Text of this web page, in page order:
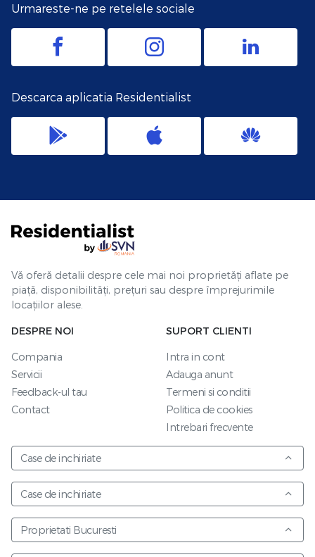
Urmareste-ne pe retelele sociale
Descarca aplicatia Residentialist
Vă oferă detalii despre cele mai noi proprietăți aflate pe
piață, disponibilități, prețuri sau despre împrejurimile
locațiilor alese.
DESPRE NOI
Compania
Servicii
Feedback-ul tau
Contact
SUPORT CLIENTI
Intra in cont
Adauga anunt
Termeni si conditii
Politica de cookies
Intrebari frecvente
Case de inchiriate
Case de inchiriate
Proprietati Bucuresti